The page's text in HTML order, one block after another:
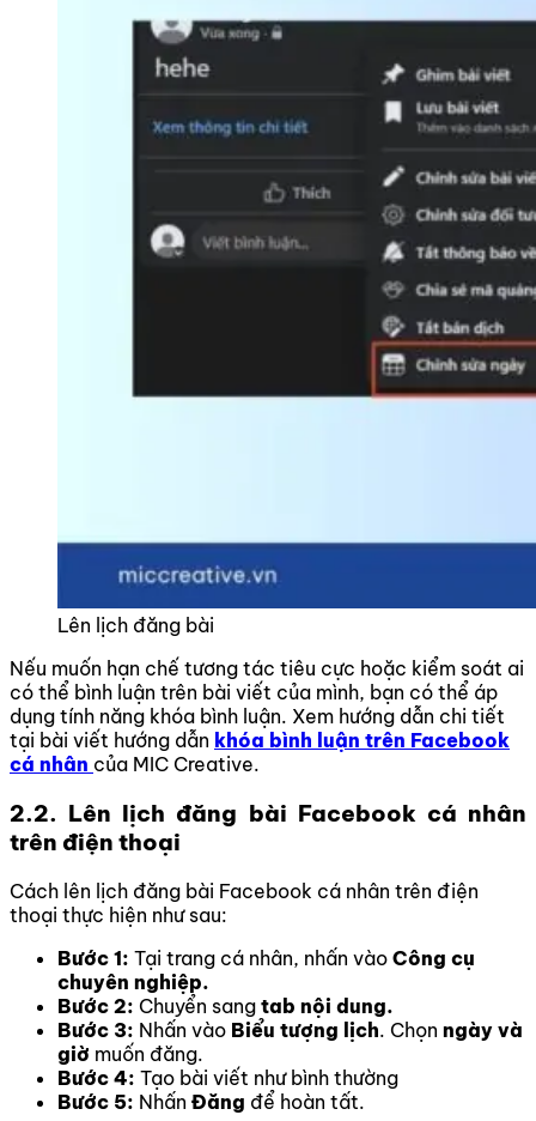
Lên lịch đăng bài
Nếu muốn hạn chế tương tác tiêu cực hoặc kiểm soát ai
có thể bình luận trên bài viết của mình, bạn có thể áp
dụng tính năng khóa bình luận. Xem hướng dẫn chi tiết
tại bài viết hướng dẫn khóa bình luận trên Facebook
cá nhân của MIC Creative.
2.2. Lên lịch đăng bài Facebook cá nhân
trên điện thoại
Cách lên lịch đăng bài Facebook cá nhân trên điện
thoại thực hiện như sau:
Bước 1: Tại trang cá nhân, nhấn vào Công cụ
chuyên nghiệp.
Bước 2: Chuyển sang tab nội dung.
Bước 3: Nhấn vào Biểu tượng lịch. Chọn ngày và
giờ muốn đăng.
Bước 4: Tạo bài viết như bình thường
Bước 5: Nhấn Đăng để hoàn tất.